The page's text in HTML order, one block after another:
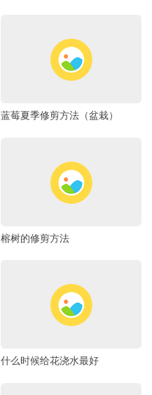
蓝莓夏季修剪方法（盆栽）
榕树的修剪方法
什么时候给花浇水最好